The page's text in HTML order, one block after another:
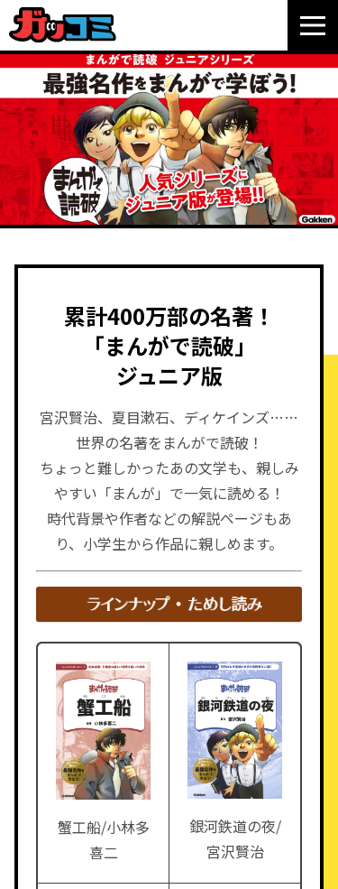
累計400万部の名著！
「まんがで読破」
ジュニア版
宮沢賢治、夏目漱石、ディケインズ……
世界の名著をまんがで読破！
ちょっと難しかったあの文学も、親しみ
やすい「まんが」で一気に読める！
時代背景や作者などの解説ページもあ
り、小学生から作品に親しめます。
蟹工船/小林多
喜二
銀河鉄道の夜/
宮沢賢治